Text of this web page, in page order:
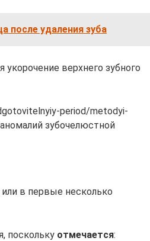
после удаления зуба
верхнего зубного
period/metodyi-
зубочелюстной
в первые несколько
поскольку отмечается: